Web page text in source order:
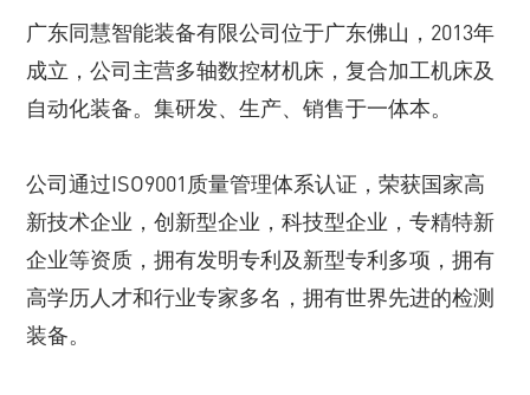
广东同慧智能装备有限公司位于广东佛山，2013年
成立，公司主营多轴数控材机床，复合加工机床及
自动化装备。集研发、生产、销售于一体本。
公司通过ISO9001质量管理体系认证，荣获国家高
新技术企业，创新型企业，科技型企业，专精特新
企业等资质，拥有发明专利及新型专利多项，拥有
高学历人才和行业专家多名，拥有世界先进的检测
装备。